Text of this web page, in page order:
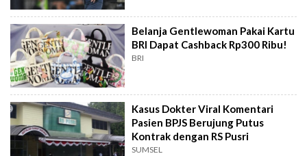
Belanja Gentlewoman Pakai Kartu
BRI Dapat Cashback Rp300 Ribu!
BRI
Kasus Dokter Viral Komentari
Pasien BPJS Berujung Putus
Kontrak dengan RS Pusri
SUMSEL